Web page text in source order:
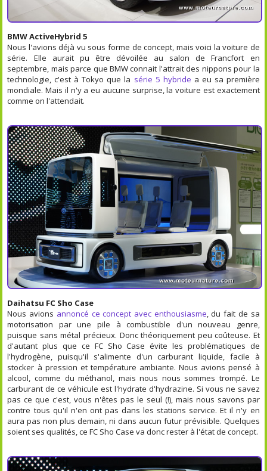
BMW ActiveHybrid 5
Nous l'avions déjà vu sous forme de concept, mais voici la voiture de
série. Elle aurait pu être dévoilée au salon de Francfort en
septembre, mais parce que BMW connait l'attrait des nippons pour la
technologie, c'est à Tokyo que la série 5 hybride a eu sa première
mondiale. Mais il n'y a eu aucune surprise, la voiture est exactement
comme on l'attendait.
Daihatsu FC Sho Case
Nous avions annoncé ce concept avec enthousiasme, du fait de sa
motorisation par une pile à combustible d'un nouveau genre,
puisque sans métal précieux. Donc théoriquement peu coûteuse. Et
d'autant plus que ce FC Sho Case évite les problématiques de
l'hydrogène, puisqu'il s'alimente d'un carburant liquide, facile à
stocker à pression et température ambiante. Nous avions pensé à
alcool, comme du méthanol, mais nous nous sommes trompé. Le
carburant de ce véhicule est l'hydrate d'hydrazine. Si vous ne savez
pas ce que c'est, vous n'êtes pas le seul (!), mais nous savons par
contre tous qu'il n'en ont pas dans les stations service. Et il n'y en
aura pas non plus demain, ni dans aucun futur prévisible. Quelques
soient ses qualités, ce FC Sho Case va donc rester à l'état de concept.